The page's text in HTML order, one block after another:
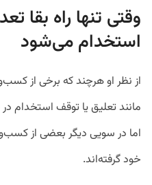
وقتی تنها راه بقا
استخدام می‌شود
از نظر اوهرچند که برخی از
مانند تعلیق یا توقف استخدام
اما در سویی دیگر بعضی از
خود گرفته‌اند.